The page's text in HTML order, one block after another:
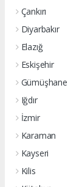
Çankırı
Diyarbakır
Elazığ
Eskişehir
Gümüşhane
Iğdır
İzmir
Karaman
Kayseri
Kilis